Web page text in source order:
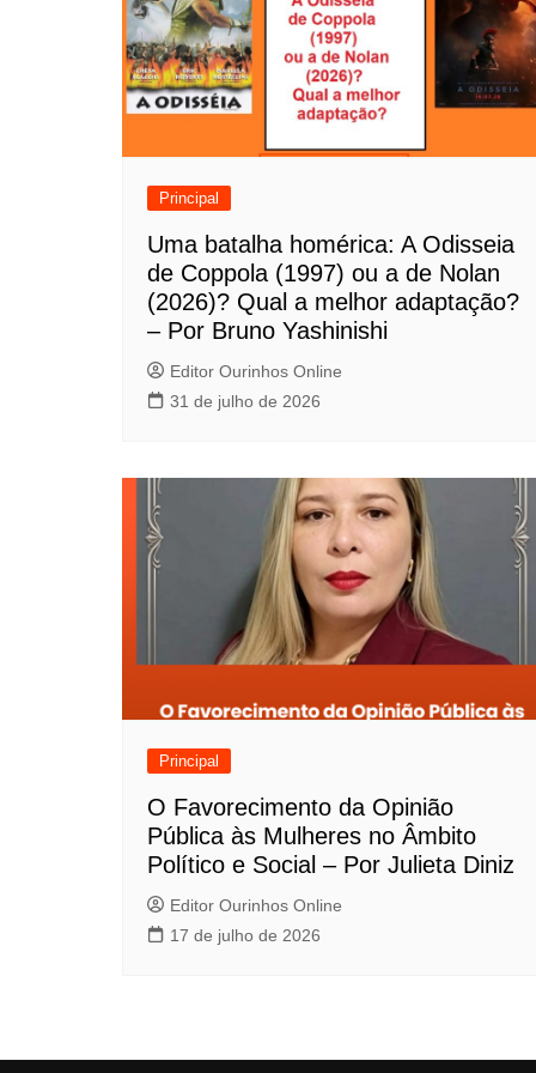
g
a
ç
ã
t
Principal
Uma batalha homérica: A Odisseia
de Coppola (1997) ou a de Nolan
(2026)? Qual a melhor adaptação?
– Por Bruno Yashinishi
Editor Ourinhos Online
31 de julho de 2026
Principal
O Favorecimento da Opinião
Pública às Mulheres no Âmbito
Político e Social – Por Julieta Diniz
Editor Ourinhos Online
17 de julho de 2026